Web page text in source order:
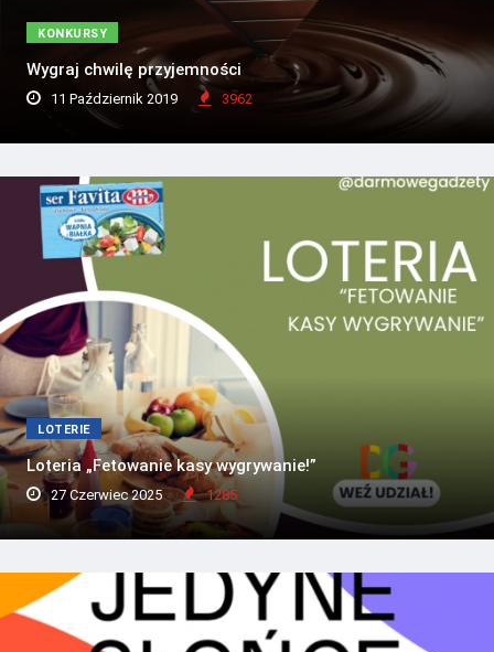
KONKURSY
Wygraj chwilę przyjemności
11 Październik 2019 3962
LOTERIE
Loteria „Fetowanie kasy wygrywanie!”
27 Czerwiec 2025 1285